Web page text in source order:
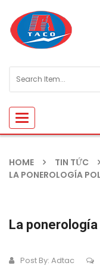
Toggle
navigation
HOME
TIN TỨC
LA PONEROLOGÍA
La
Post By: Adtac